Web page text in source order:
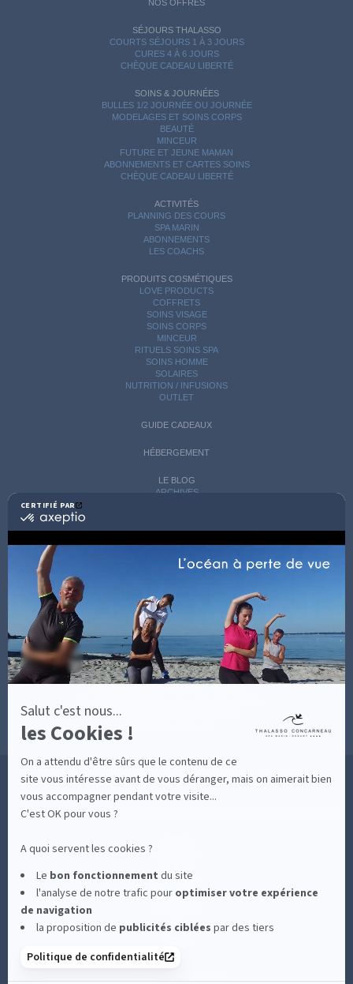
CERTIFIÉ PAR
certifié
savoir
plus
sur
Salut c'est nous...
les Cookies !
On a attendu d'être sûrs que le contenu de ce
site vous intéresse avant de vous déranger, mais on aimerait bien
vous accompagner pendant votre visite...
C'est OK pour vous ?
A quoi servent les cookies ?
Le bon fonctionnement du site
l'analyse de notre trafic pour optimiservotre expérience
de navigation
la proposition de publicités ciblées par des tiers
Politique de confidentialité
NOS OFFRES
SÉJOURS THALASSO
COURTS SÉJOURS 1 À 3 JOURS
CURES 4 À 6 JOURS
CHÈQUE CADEAU LIBERTÉ
SOINS & JOURNÉES
BULLES 1/2 JOURNÉE OU JOURNÉE
MODELAGES ET SOINS CORPS
BEAUTÉ
MINCEUR
FUTURE ET JEUNE MAMAN
ABONNEMENTS ET CARTES SOINS
CHÈQUE CADEAU LIBERTÉ
ACTIVITÉS
PLANNING DES COURS
SPA MARIN
ABONNEMENTS
LES COACHS
PRODUITS COSMÉTIQUES
LOVE PRODUCTS
COFFRETS
SOINS VISAGE
SOINS CORPS
MINCEUR
RITUELS SOINS SPA
SOINS HOMME
SOLAIRES
NUTRITION / INFUSIONS
OUTLET
GUIDE CADEAUX
HÉBERGEMENT
LE BLOG
ARCHIVES
LES COACHS
SOINS AVEC HÉBERGEMENT
BONNES RAISONS DE VENIR
MON COMPTE
MON PANIER
ACCÈS
CONTACT
MESURES D'HYGIÈNE
POLITIQUE DE CONFIDENTIALITÉ
MENTIONS LÉGALES
36 RUE DES SABLES BLANCS - 29900 CONCARNEAU - 02 98 75 05 40
CLIQUEZ-ICI POUR MODIFIER VOS PRÉFÉRENCES EN MATIÈRE DE COOKIES